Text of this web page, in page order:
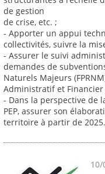
de gestion
de crise, etc. ;
- Apporter un appui
collectivités, suivre la
- Assurer le suivi
demandes de
Naturels Majeurs
Administratif et Financier
- Dans la perspective de
PEP, assurer son
territoire à partir de 2025.
10/